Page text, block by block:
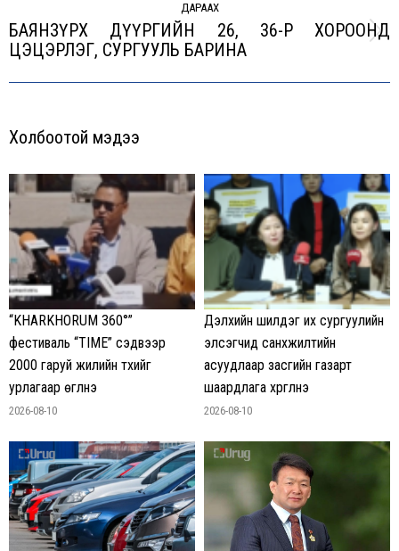
ДАРААХ
Next
БАЯНЗҮРХ ДҮҮРГИЙН 26, 36-Р ХОРООНД
ЦЭЦЭРЛЭГ, СУРГУУЛЬ БАРИНА
Холбоотой мэдээ
“KHARKHORUM 360°”
фестиваль “TIME” сэдвээр
2000 гаруй жилийн түүхийг
урлагаар өгүүлнэ
2026-08-10
Дэлхийн шилдэг их сургуулийн
элсэгчид санхүүжилтийн
асуудлаар засгийн газарт
шаардлага хүргүүлнэ
2026-08-10